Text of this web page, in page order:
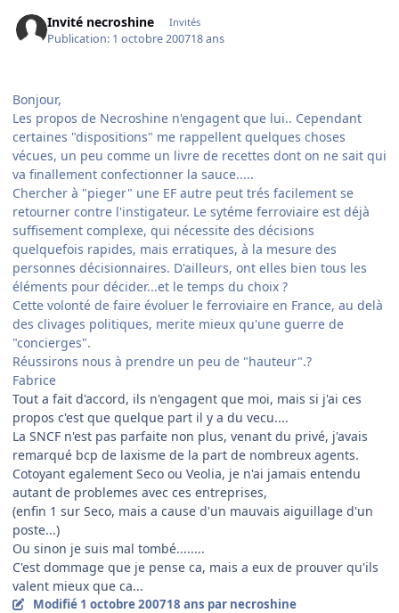
Invité necroshine Invités
Publication: 1 octobre 200718 ans
Bonjour,
Les propos de Necroshine n'engagent que lui.. Cependant
certaines "dispositions" me rappellent quelques choses
vécues, un peu comme un livre de recettes dont on ne sait qui
va finallement confectionner la sauce.....
Chercher à "pieger" une EF autre peut trés facilement se
retourner contre l'instigateur. Le sytéme ferroviaire est déjà
suffisement complexe, qui nécessite des décisions
quelquefois rapides, mais erratiques, à la mesure des
personnes décisionnaires. D'ailleurs, ont elles bien tous les
éléments pour décider...et le temps du choix ?
Cette volonté de faire évoluer le ferroviaire en France, au delà
des clivages politiques, merite mieux qu'une guerre de
"concierges".
Réussirons nous à prendre un peu de "hauteur".?
Fabrice
Tout a fait d'accord, ils n'engagent que moi, mais si j'ai ces
propos c'est que quelque part il y a du vecu....
La SNCF n'est pas parfaite non plus, venant du privé, j'avais
remarqué bcp de laxisme de la part de nombreux agents.
Cotoyant egalement Seco ou Veolia, je n'ai jamais entendu
autant de problemes avec ces entreprises,
(enfin 1 sur Seco, mais a cause d'un mauvais aiguillage d'un
poste...)
Ou sinon je suis mal tombé........
C'est dommage que je pense ca, mais a eux de prouver qu'ils
valent mieux que ca...
Modifié 1 octobre 200718 ans par necroshine